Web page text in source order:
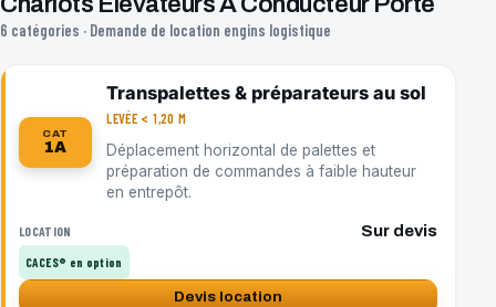
6 catégories · Demande de location engins logistique
CAT
1A
Transpalettes & préparateurs au sol
LEVÉE < 1,20 M
Déplacement horizontal de palettes et
préparation de commandes à faible hauteur
en entrepôt.
LOCATION Sur devis
CACES® en option
Devis location